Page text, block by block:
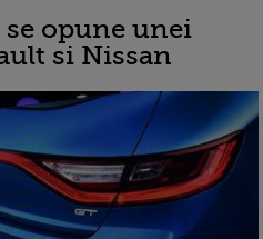
opune unei
si Nissan